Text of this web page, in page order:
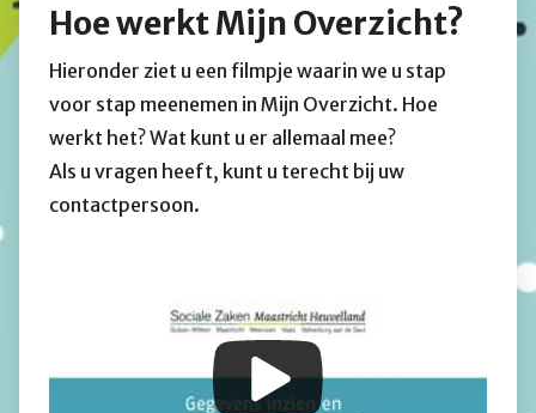
Hoe werkt Mijn Overzicht?
Hieronder ziet u een filmpje waarin we u stap
voor stap meenemen in Mijn Overzicht. Hoe
werkt het? Wat kunt u er allemaal mee?
Als u vragen heeft, kunt u terecht bij uw
contactpersoon.